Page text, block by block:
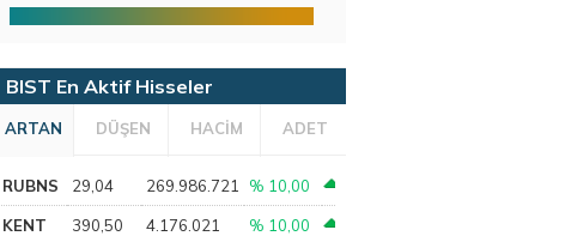
BIST En Aktif Hisseler
ARTAN DÜŞEN HACİM ADET
RUBNS 29,04 269.986.721 % 10,00
KENT 390,50 4.176.021 % 10,00